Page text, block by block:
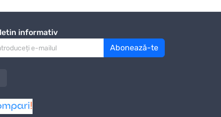
informativ
Abonează-te